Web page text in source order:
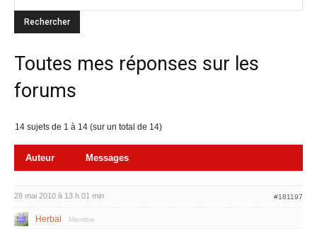
Toutes mes réponses sur les
forums
14 sujets de 1 à 14 (sur un total de 14)
Auteur Messages
28 mai 2010 à 13 h 01 min #181197
Herbal Membre